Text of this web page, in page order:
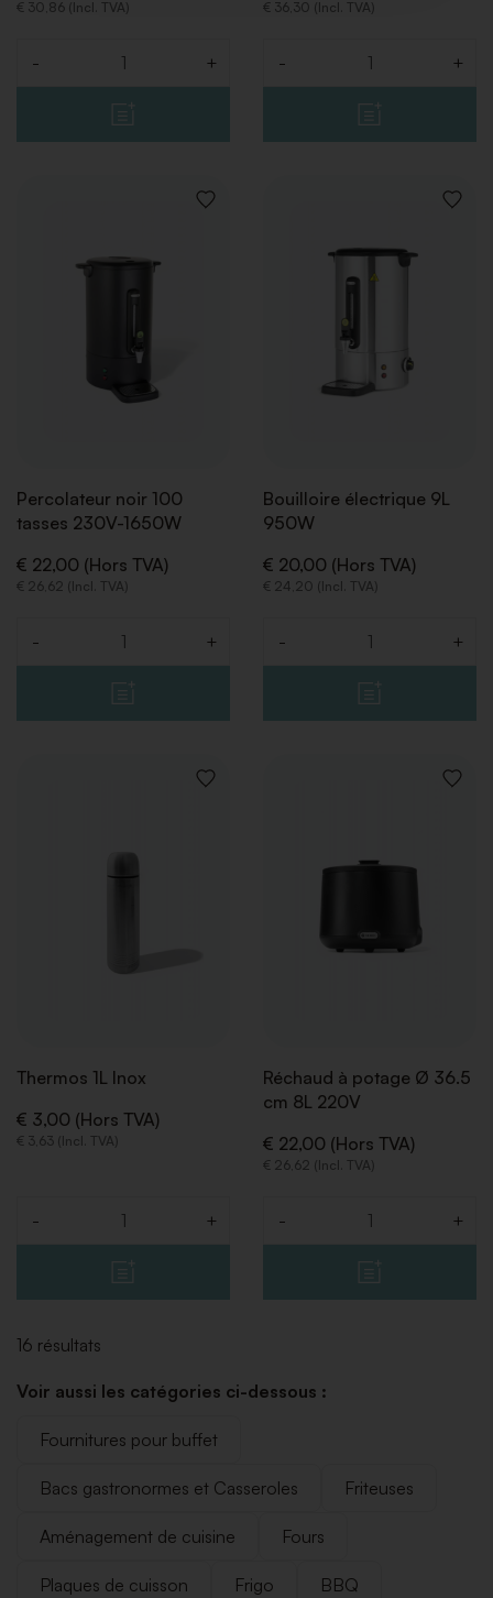
€ 30,86 (Incl. TVA)
- +
€ 36,30 (Incl. TVA)
- +
AJOUTER
Percolateur noir 100
tasses 230V-1650W
€ 22,00 (Hors TVA)
€ 26,62 (Incl. TVA)
- +
Bouilloire électrique 9L
950W
€ 20,00 (Hors TVA)
€ 24,20 (Incl. TVA)
- +
AJOUTER
Thermos 1L Inox
€ 3,00 (Hors TVA)
€ 3,63 (Incl. TVA)
- +
Réchaud à potage Ø 36.5
cm 8L 220V
€ 22,00 (Hors TVA)
€ 26,62 (Incl. TVA)
- +
16 résultats
Voir aussi les catégories ci-dessous :
Fournitures pour buffet
Bacs gastronormes et Casseroles Friteuses
Aménagement de cuisine Fours
Plaques de cuisson Frigo BBQ